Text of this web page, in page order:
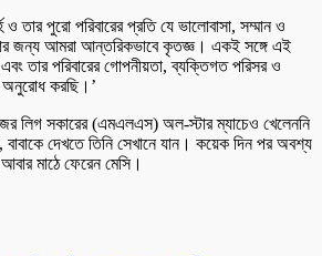
তার পুরো পরিবারের প্রতি যে ভালোবাসা, সম্মান ও
জন্য আমরা আন্তরিকভাবে কৃতজ্ঞ। একই সঙ্গে এই
তার পরিবারের গোপনীয়তা, ব্যক্তিগত পরিসর ও
অনুরোধ করছি।’
লিগ সকারের (এমএলএস) অল-স্টার ম্যাচেও খেলেননি
বাবাকে দেখতে তিনি সেখানে যান। কয়েক দিন পর অবশ্য
মাঠে ফেরেন মেসি।